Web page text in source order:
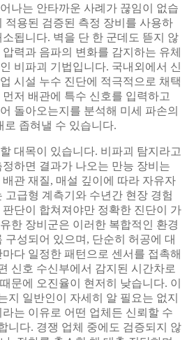
나는 안타까운 사례가 끊임이 없습
적용된 검증된 측정 장비를 사용하
됩니다. 벽을 단 한 군데도 뜯지 않
력과 음파의 변화를 감지하는 유체
비파괴 기법입니다. 국내외에서 신
시설 누수 진단에 적극적으로 채택
저 배관에 특수 신호를 입력하고
돌아오는지를 분석해 미세 파손의
로 좁혀낼 수 있습니다.
대목이 있습니다. 비파괴 탐지라고
하면 결과가 나오는 만능 장비는
관 재질, 매설 깊이에 따라 자유자
고급형 계측기와 수년간 현장 경험
단이 합쳐져야만 정확한 진단이 가
한 장비군은 이러한 복합적인 환경
구성되어 있으며, 단순히 허공에 대
다 일정한 패턴으로 센서를 접촉해
신호 수신부에서 감지된 시간차로
문에 오진율이 현저히 낮습니다. 이
지 일반인이 자세히 알 필요는 없지
는 이유로 어떤 업체든 신뢰할 수
니다. 경쟁 업체 중에도 검증되지 않